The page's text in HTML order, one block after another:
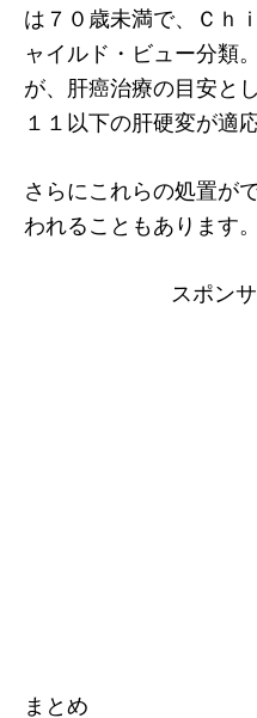
は７０歳未満で、Ｃｈ
ャイルド・ビュー分類
が、肝癌治療の目安と
１１以下の肝硬変が適
さらにこれらの処置が
われることもあります。
スポン
まとめ